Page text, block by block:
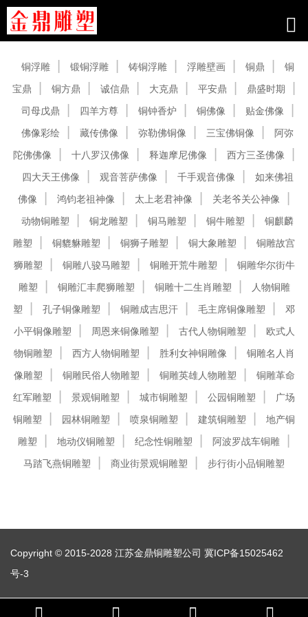
铜浮雕 锻铜浮雕 铸铜浮雕 浮雕壁画 铜鼎
铜
宝鼎
铜方鼎 诚信鼎 大克鼎 平安鼎
鼎盛时期
司母戊鼎
四羊方尊 铜钟香炉 铜佛像
贴金佛像
佛像彩绘
藏传佛像 弥勒佛铜像 三宝佛铜像
阿弥
陀佛佛像
十八罗汉佛像 释迦摩尼佛像
西方三圣佛像
四大天王佛像
观音菩萨佛像 千手观音佛像
如来佛祖
佛像
鸿钧老祖神像 太上老君神像
关老爷关公神像
动物铜雕塑
铜龙雕塑 铜马雕塑 铜牛雕塑
铜麒麟
雕塑
铜貔貅雕塑 铜狮子雕塑 铜大象雕塑
铜雕故宫
狮雕塑
铜雕八骏马雕塑 铜雕开荒牛雕塑
铜雕华尔街牛
雕塑
铜雕汇丰爬狮雕塑 铜雕十二生肖雕塑
人物铜雕
塑
孔子铜像雕塑 铜雕成吉思汗 毛主席铜像雕塑
邓
小平铜像雕塑
周恩来铜像雕塑 古代人物铜雕塑
欧式人
物铜雕塑
西方人物铜雕塑 胜利女神铜雕像
铜雕名人肖
像雕塑
铜雕民俗人物雕塑 铜雕英雄人物雕塑
铜雕革命
红军雕塑
景观铜雕塑 城市铜雕塑 公园铜雕塑
广场
铜雕塑
园林铜雕塑 喷泉铜雕塑 建筑铜雕塑
地产铜
雕塑
地动仪铜雕塑 纪念性铜雕塑
阿波罗战车铜雕
马踏飞燕铜雕塑
商业街景观铜雕塑 步行街小品铜雕塑
Copyright © 2015-2028 江苏金鼎铜雕塑公司 冀ICP备15025462
号-3